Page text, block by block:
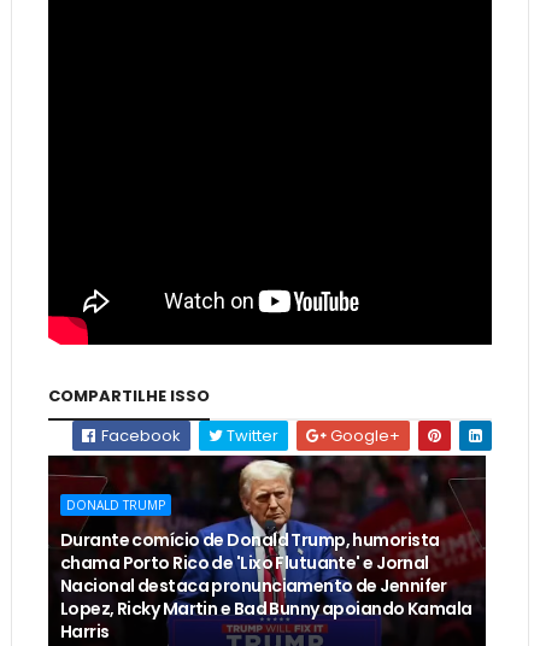
COMPARTILHE ISSO
Facebook
Twitter Google+
DONALD TRUMP
Durante comício de Donald Trump, humorista
chama Porto Rico de 'Lixo Flutuante' e Jornal
Nacional destaca pronunciamento de Jennifer
Lopez, Ricky Martin e Bad Bunny apoiando Kamala
Harris